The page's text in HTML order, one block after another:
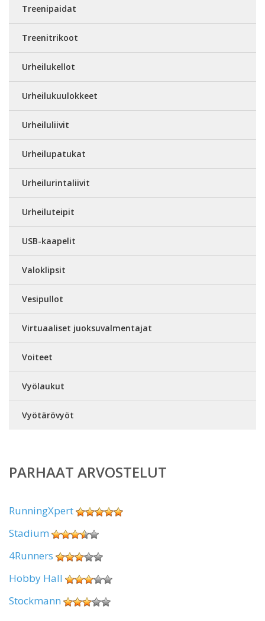
Treenipaidat
Treenitrikoot
Urheilukellot
Urheilukuulokkeet
Urheiluliivit
Urheilupatukat
Urheilurintaliivit
Urheiluteipit
USB-kaapelit
Valoklipsit
Vesipullot
Virtuaaliset juoksuvalmentajat
Voiteet
Vyölaukut
Vyötärövyöt
PARHAAT ARVOSTELUT
RunningXpert
Stadium
4Runners
Hobby Hall
Stockmann